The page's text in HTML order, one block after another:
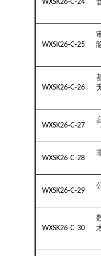
WXSK26-C-24
WXSK26-C-25
WXSK26-C-26
WXSK26-C-27
WXSK26-C-28
WXSK26-C-29
WXSK26-C-30